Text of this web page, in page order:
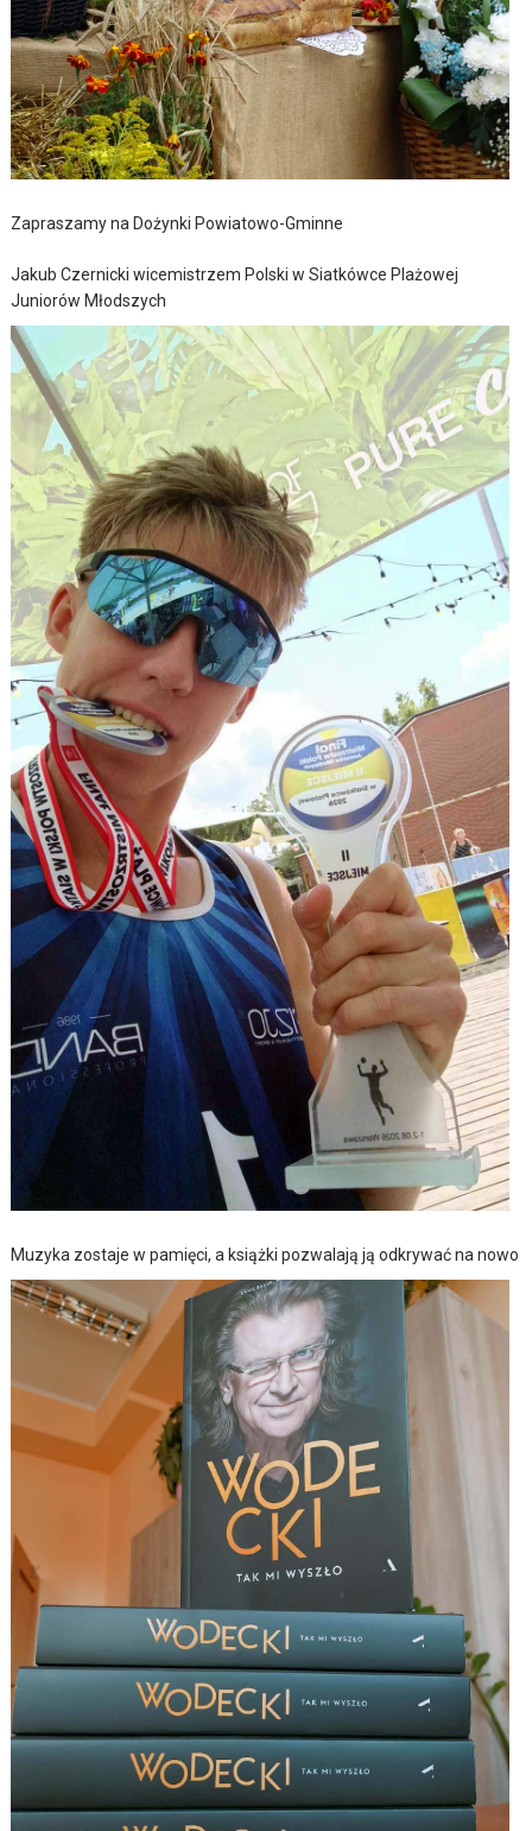
Zapraszamy na Dożynki Powiatowo-Gminne
Jakub Czernicki wicemistrzem Polski w Siatkówce Plażowej
Juniorów Młodszych
Muzyka zostaje w pamięci, a książki pozwalają ją odkrywać na nowo